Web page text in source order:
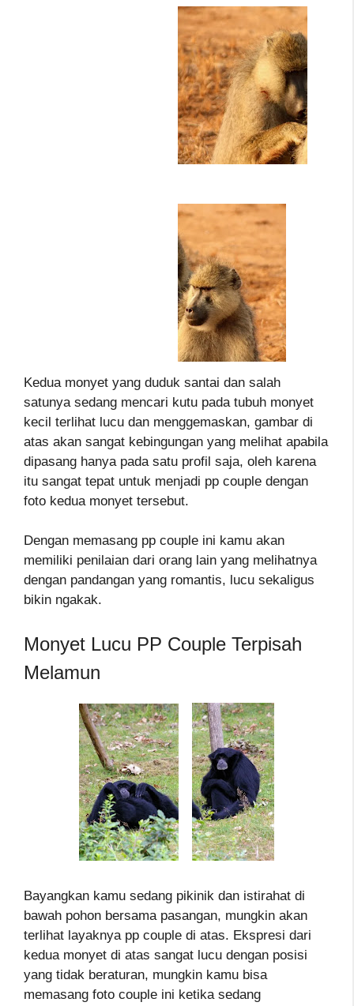
Kedua monyet yang duduk santai dan salah
satunya sedang mencari kutu pada tubuh monyet
kecil terlihat lucu dan menggemaskan, gambar di
atas akan sangat kebingungan yang melihat apabila
dipasang hanya pada satu profil saja, oleh karena
itu sangat tepat untuk menjadi pp couple dengan
foto kedua monyet tersebut.
Dengan memasang pp couple ini kamu akan
memiliki penilaian dari orang lain yang melihatnya
dengan pandangan yang romantis, lucu sekaligus
bikin ngakak.
Monyet Lucu PP Couple Terpisah
Melamun
Bayangkan kamu sedang pikinik dan istirahat di
bawah pohon bersama pasangan, mungkin akan
terlihat layaknya pp couple di atas. Ekspresi dari
kedua monyet di atas sangat lucu dengan posisi
yang tidak beraturan, mungkin kamu bisa
memasang foto couple ini ketika sedang